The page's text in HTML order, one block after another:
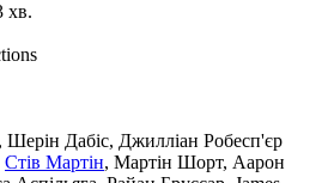
хв.
Шерін Дабіс, Джилліан Робесп'єр
Стів Мартін, Мартін Шорт, Аарон